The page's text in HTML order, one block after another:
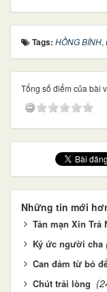
Tags: HỒNG BÍNH,
Tổng số điểm của bài
Những tin mới
Tản mạn Xin Trả
Ký ức người cha
Can đảm từ bỏ
Chút trải lòng